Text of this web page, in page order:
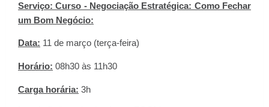
Serviço: Curso - Negociação Estratégica: Como Fechar
um Bom Negócio:
Data: 11 de março (terça-feira)
Horário: 08h30 às 11h30
Carga horária: 3h